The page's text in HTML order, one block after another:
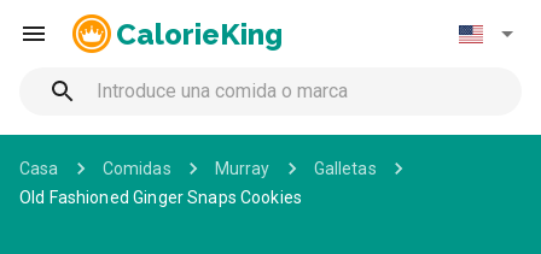
CalorieKing
Casa Comidas Murray
Galletas
Old Fashioned Ginger Snaps Cookies